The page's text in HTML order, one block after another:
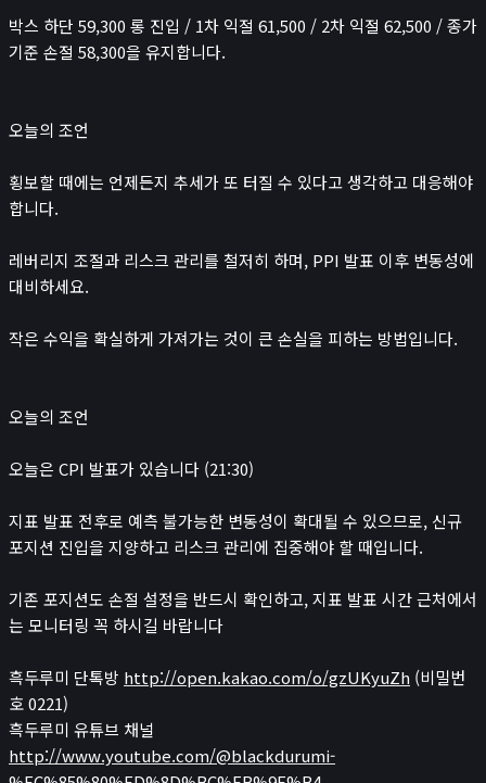
박스 하단 59,300 롱 진입 / 1차 익절 61,500 / 2차 익절 62,500 / 종가
기준 손절 58,300을 유지합니다.
오늘의 조언
횡보할 때에는 언제든지 추세가 또 터질 수 있다고 생각하고 대응해야
합니다.
레버리지 조절과 리스크 관리를 철저히 하며, PPI 발표 이후 변동성에
대비하세요.
작은 수익을 확실하게 가져가는 것이 큰 손실을 피하는 방법입니다.
오늘의 조언
오늘은 CPI 발표가 있습니다 (21:30)
지표 발표 전후로 예측 불가능한 변동성이 확대될 수 있으므로, 신규
포지션 진입을 지양하고 리스크 관리에 집중해야 할 때입니다.
기존 포지션도 손절 설정을 반드시 확인하고, 지표 발표 시간 근처에서
는 모니터링 꼭 하시길 바랍니다
흑두루미 단톡방 http://open.kakao.com/o/gzUKyuZh (비밀번
호 0221)
흑두루미 유튜브 채널
http://www.youtube.com/@blackdurumi-